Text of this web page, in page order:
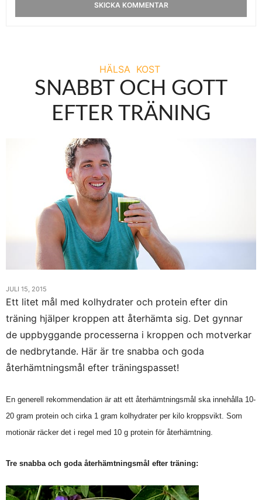
HÄLSA KOST
SNABBT OCH GOTT
EFTER TRÄNING
JULI 15, 2015
Ett litet mål med kolhydrater och protein efter din
träning hjälper kroppen att återhämta sig. Det gynnar
de uppbyggande processerna i kroppen och motverkar
de nedbrytande. Här är tre snabba och goda
återhämtningsmål efter träningspasset!
En generell rekommendation är att ett återhämtningsmål ska innehålla 10-
20 gram protein och cirka 1 gram kolhydrater per kilo kroppsvikt. Som
motionär räcker det i regel med 10 g protein för återhämtning.
Tre snabba och goda återhämtningsmål efter träning: